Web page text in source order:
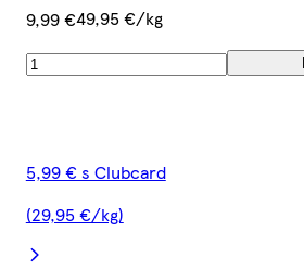
9,99 €49,95 €/kg
5,99 € s Clubcard
(29,95 €/kg)